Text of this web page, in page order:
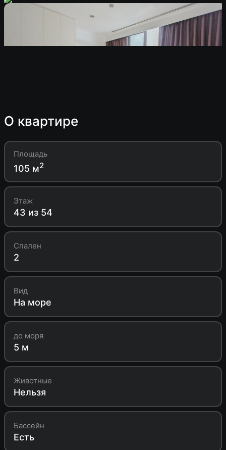
О квартире
Площадь
105 м2
Этаж
43 из 54
Спален
2
Вид
На море
до моря
5 м
Животные
Нельзя
Бассейн
Есть